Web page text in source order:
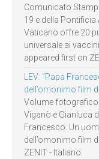
Comunicato
19 e della Pontificia
Vaticano offre 20
universale ai
appeared first on
LEV: “Papa
dell’omonimo film
Volume
Viganò e Gianluca
Francesco. Un
dell’omonimo film
ZENIT - Italiano.